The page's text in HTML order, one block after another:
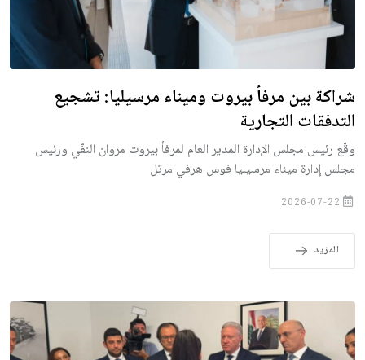
شراكة بين مرفأ بيروت وميناء مرسيليا: تشجيع
التدفقات التجارية
وقّع رئيس مجلس الإدارة المدير العام لمرفأ بيروت مروان النفّي ورئيس
مجلس إدارة ميناء مرسيليا فوس هرفي مرتل
2026-07-22
المزيد